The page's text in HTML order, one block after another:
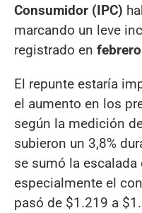
Consumidor (IPC)
marcando un leve
registrado en
El repunte estaría
el aumento en los
según la medición
subieron un 3,8%
se sumó la escalada
especialmente el
pasó de $1.219 a